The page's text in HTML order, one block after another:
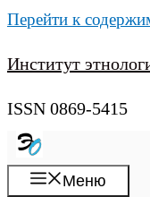
Перейти к
Институт
ISSN 0869-5415
Меню